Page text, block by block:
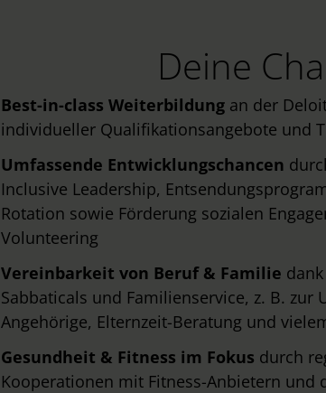
Deine
Best-in-class Weiterbildung an der
individueller Qualifikationsangebote und
Umfassende Entwicklungschancen
Inclusive Leadership,
Rotation sowie Förderung sozialen
Volunteering
Vereinbarkeit von Beruf & Familie
Sabbaticals und Familienservice, z. B. zur
Angehörige, Elternzeit-Beratung und
Gesundheit & Fitness im Fokus durch
Kooperationen mit Fitness-Anbietern und